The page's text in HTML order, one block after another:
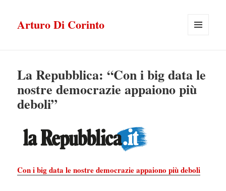
Arturo Di Corinto
La Repubblica: “Con i big data le
nostre democrazie appaiono più
deboli”
Con i big data le nostre democrazie appaiono più deboli